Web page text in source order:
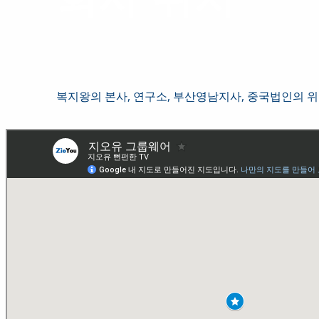
복지왕의 본사, 연구소, 부산영남지사, 중국법인의